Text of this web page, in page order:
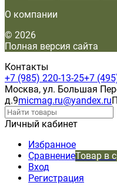
О компании
© 2026
Полная версия сайта
Контакты
+7 (985) 220-13-25+7
Москва, ул. Большая
д.9micmag.ru@yandex.ru
Личный кабинет
Избранное
СравнениеТовар в
Вход
Регистрация